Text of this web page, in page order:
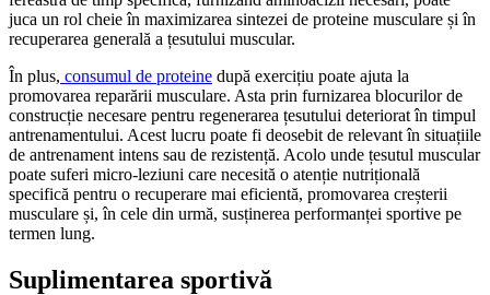
juca un rol cheie în maximizarea sintezei de proteine musculare și în
recuperarea generală a țesutului muscular.
În plus, consumul de proteine după exercițiu poate ajuta la
promovarea reparării musculare. Asta prin furnizarea blocurilor de
construcție necesare pentru regenerarea țesutului deteriorat în timpul
antrenamentului. Acest lucru poate fi deosebit de relevant în situațiile
de antrenament intens sau de rezistență. Acolo unde țesutul muscular
poate suferi micro-leziuni care necesită o atenție nutrițională
specifică pentru o recuperare mai eficientă, promovarea creșterii
musculare și, în cele din urmă, susținerea performanței sportive pe
termen lung.
Suplimentarea sportivă